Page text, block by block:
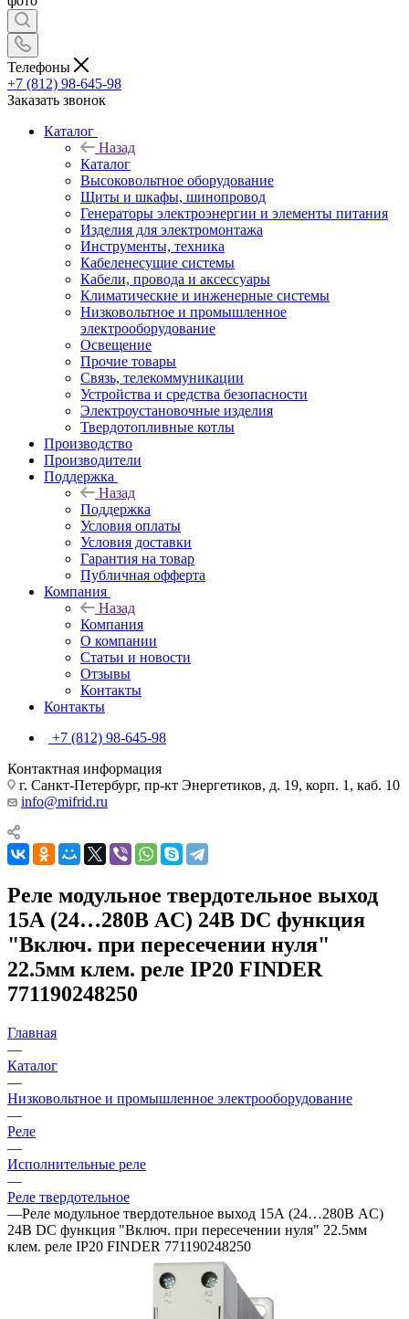
Телефоны
+7 (812) 98-645-98
Заказать звонок
Каталог
Назад
Каталог
Высоковольтное оборудование
Щиты и шкафы, шинопровод
Генераторы электроэнергии и элементы питания
Изделия для электромонтажа
Инструменты, техника
Кабеленесущие системы
Кабели, провода и аксессуары
Климатические и инженерные системы
Низковольтное и промышленное
электрооборудование
Освещение
Прочие товары
Связь, телекоммуникации
Устройства и средства безопасности
Электроустановочные изделия
Твердотопливные котлы
Производство
Производители
Поддержка
Назад
Поддержка
Условия оплаты
Условия доставки
Гарантия на товар
Публичная офферта
Компания
Назад
Компания
О компании
Статьи и новости
Отзывы
Контакты
Контакты
+7 (812) 98-645-98
Контактная информация
г. Санкт-Петербург, пр-кт Энергетиков, д. 19, корп. 1, каб. 10
info@mifrid.ru
Реле модульное твердотельное выход
15А (24…280В AC) 24В DC функция
"Включ. при пересечении нуля"
22.5мм клем. реле IP20 FINDER
771190248250
Главная
—
Каталог
—
Низковольтное и промышленное электрооборудование
—
Реле
—
Исполнительные реле
—
Реле твердотельное
—Реле модульное твердотельное выход 15А (24…280В AC)
24В DC функция "Включ. при пересечении нуля" 22.5мм
клем. реле IP20 FINDER 771190248250